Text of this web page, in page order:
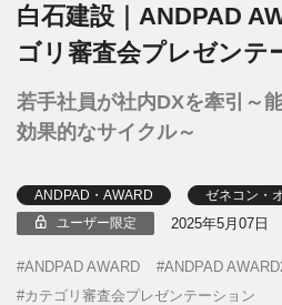
白石建設｜ANDPAD
ゴリ審査会プレゼンテ
若手社員が社内DXを牽引～
効果的なサイクル～
ANDPAD・AWARD ゼネコン・
ユーザー限定 2025年5月07日
ANDPAD AWARD
ANDPAD
カテゴリ審査会プレゼンテーション